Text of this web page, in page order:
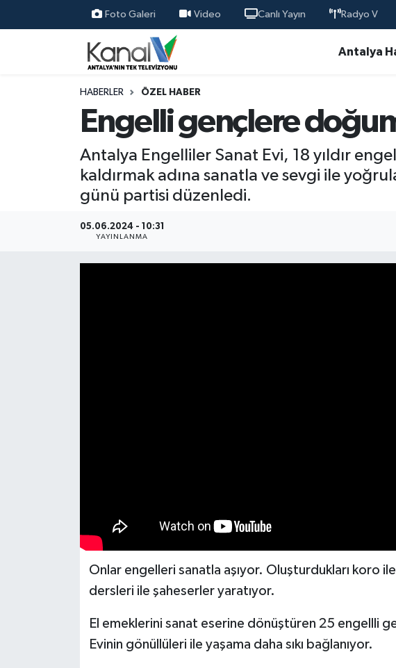
Foto Galeri Video Canlı Yayın Radyo V
Antalya
HABERLER ÖZEL HABER
Engelli gençlere
Antalya Engelliler Sanat Evi, 18 yıldır
kaldırmak adına sanatla ve sevgi ile
günü partisi düzenledi.
05.06.2024 - 10:31
YAYINLANMA
Onlar engelleri sanatla aşıyor. Oluşturdukları koro
dersleri ile şaheserler yaratıyor.
El emeklerini sanat eserine dönüştüren 25 engellli
Evinin gönüllüleri ile yaşama daha sıkı bağlanıyor.
Ana Haber
Antalya Haber
Ekonomi
Gündem
Günün Manşetleri
Siyaset
Sosyal medya
Nöbetçi Eczaneler
Hava Durumu
Trafik Durumu
Süper Lig Puan Durumu ve Fikstür
Tüm Manşetler
Son Dakika Haberleri
Haber Arşivi